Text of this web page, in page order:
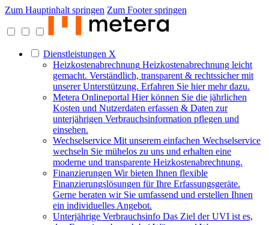
Zum Hauptinhalt springen Zum Footer springen
Dienstleistungen X
Heizkostenabrechnung Heizkostenabrechnung leicht
gemacht. Verständlich, transparent & rechtssicher mit
unserer Unterstützung. Erfahren Sie hier mehr dazu.
Metera Onlineportal Hier können Sie die jährlichen
Kosten und Nutzerdaten erfassen & Daten zur
unterjährigen Verbrauchsinformation pflegen und
einsehen.
Wechselservice Mit unserem einfachen Wechselservice
wechseln Sie mühelos zu uns und erhalten eine
moderne und transparente Heizkostenabrechnung.
Finanzierungen Wir bieten Ihnen flexible
Finanzierungslösungen für Ihre Erfassungsgeräte.
Gerne beraten wir Sie umfassend und erstellen Ihnen
ein individuelles Angebot.
Unterjährige Verbrauchsinfo Das Ziel der UVI ist es,